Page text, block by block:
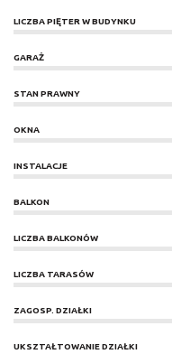
LICZBA PIĘTER W BUDYNKU
GARAŻ
STAN PRAWNY
OKNA
INSTALACJE
BALKON
LICZBA BALKONÓW
LICZBA TARASÓW
ZAGOSP. DZIAŁKI
UKSZTAŁTOWANIE DZIAŁKI